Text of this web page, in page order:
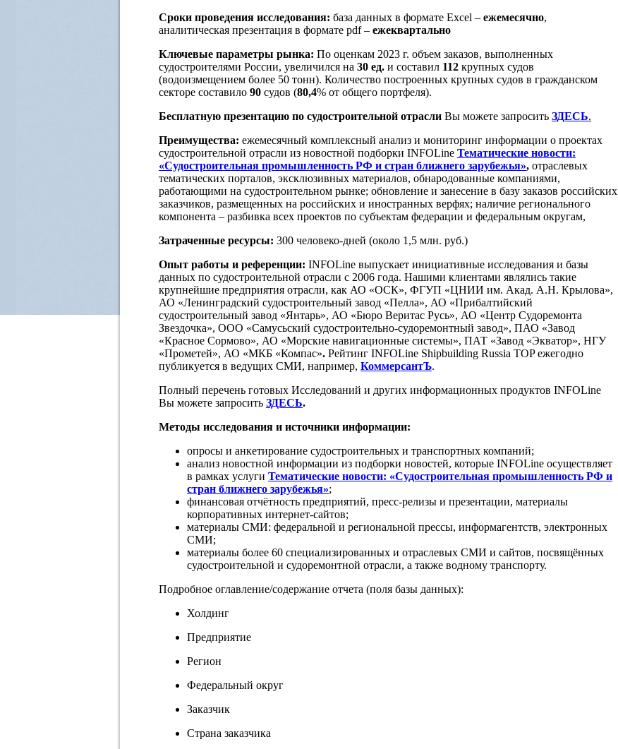
Сроки проведения исследования: база данных в формате Excel – ежемесячно,
аналитическая презентация в формате pdf – ежеквартально
Ключевые параметры рынка: По оценкам 2023 г. объем заказов, выполненных
судостроителями России, увеличился на 30 ед. и составил 112 крупных судов
(водоизмещением более 50 тонн). Количество построенных крупных судов в гражданском
секторе составило 90 судов (80,4% от общего портфеля).
Бесплатную презентацию по судостроительной отрасли Вы можете запросить ЗДЕСЬ.
Преимущества: ежемесячный комплексный анализ и мониторинг информации о проектах
судостроительной отрасли из новостной подборки INFOLine Тематические новости:
«Судостроительная промышленность РФ и стран ближнего зарубежья», отраслевых
тематических порталов, эксклюзивных материалов, обнародованные компаниями,
работающими на судостроительном рынке; обновление и занесение в базу заказов российских
заказчиков, размещенных на российских и иностранных верфях; наличие регионального
компонента – разбивка всех проектов по субъектам федерации и федеральным округам,
Затраченные ресурсы: 300 человеко-дней (около 1,5 млн. руб.)
Опыт работы и референции: INFOLine выпускает инициативные исследования и базы
данных по судостроительной отрасли c 2006 года. Нашими клиентами являлись такие
крупнейшие предприятия отрасли, как АО «ОСК», ФГУП «ЦНИИ им. Акад. А.Н. Крылова»,
АО «Ленинградский судостроительный завод «Пелла», АО «Прибалтийский
судостроительный завод «Янтарь», АО «Бюро Веритас Русь», АО «Центр Судоремонта
Звездочка», ООО «Самусьский судостроительно-судоремонтный завод», ПАО «Завод
«Красное Сормово», АО «Морские навигационные системы», ПАТ «Завод «Экватор», НГУ
«Прометей», АО «МКБ «Компас». Рейтинг INFOLine Shipbuilding Russia TOP ежегодно
публикуется в ведущих СМИ, например, КоммерсантЪ.
Полный перечень готовых Исследований и других информационных продуктов INFOLine
Вы можете запросить ЗДЕСЬ.
Методы исследования и источники информации:
опросы и анкетирование судостроительных и транспортных компаний;
анализ новостной информации из подборки новостей, которые INFOLine осуществляет
в рамках услуги Тематические новости: «Судостроительная промышленность РФ и
стран ближнего зарубежья»;
финансовая отчётность предприятий, пресс-релизы и презентации, материалы
корпоративных интернет-сайтов;
материалы СМИ: федеральной и региональной прессы, информагентств, электронных
СМИ;
материалы более 60 специализированных и отраслевых СМИ и сайтов, посвящённых
судостроительной и судоремонтной отрасли, а также водному транспорту.
Подробное оглавление/содержание отчета (поля базы данных):
Холдинг
Предприятие
Регион
Федеральный округ
Заказчик
Страна заказчика